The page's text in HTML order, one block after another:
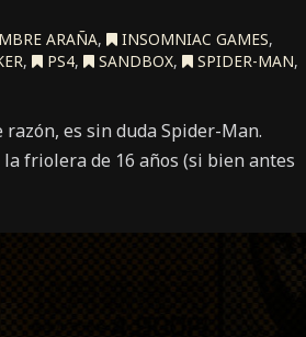
ARAÑA, INSOMNIAC GAMES,
, PS4, SANDBOX, SPIDER-MAN,
es sin duda Spider-Man.
friolera de 16 años (si bien antes